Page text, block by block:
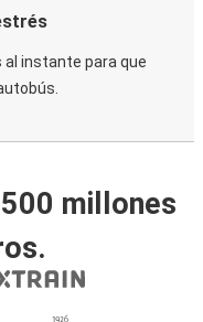
instante para que
millones